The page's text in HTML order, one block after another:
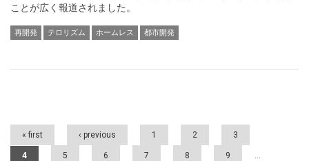
ことが広く報道されました。
再開発 テロリズム ホームレス 都市開発
Pages
« first ‹ previous 1 2 3
4 5 6 7 8 9